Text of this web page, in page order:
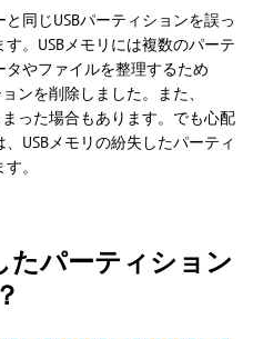
同じUSBパーティションを誤っ
。USBメモリには複数のパーテ
やファイルを整理するため
ンを削除しました。また、
まった場合もあります。でも心配
USBメモリの紛失したパーティ
。
たパーティション